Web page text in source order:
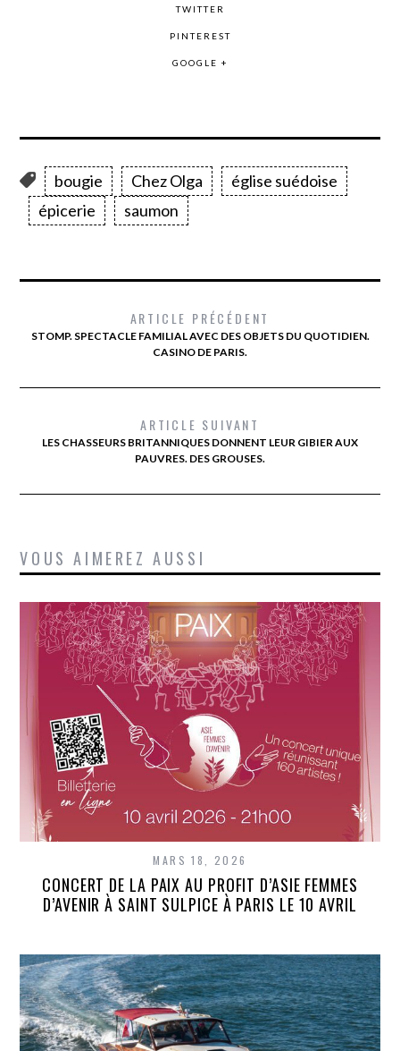
TWITTER
PINTEREST
GOOGLE +
bougie Chez Olga
église suédoise
épicerie
saumon
ARTICLE PRÉCÉDENT
STOMP. SPECTACLE FAMILIAL AVEC DES OBJETS DU QUOTIDIEN.
CASINO DE PARIS.
ARTICLE SUIVANT
LES CHASSEURS BRITANNIQUES DONNENT LEUR GIBIER AUX
PAUVRES. DES GROUSES.
VOUS AIMEREZ AUSSI
MARS 18, 2026
CONCERT DE LA PAIX AU PROFIT D’ASIE FEMMES
D’AVENIR À SAINT SULPICE À PARIS LE 10 AVRIL